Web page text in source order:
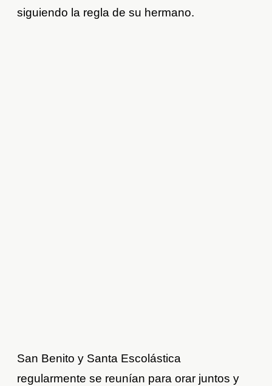
siguiendo la regla de su hermano.
San Benito y Santa Escolástica
regularmente se reunían para orar juntos y